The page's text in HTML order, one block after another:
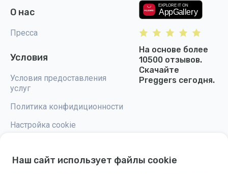
О нас
Пресса
Условия
Условия предоставления
услуг
Политика конфидиционности
Настройка cookie
На основе более
10500 отзывов.
Скачайте
Preggers сегодня.
Наш сайт использует файлы cookie